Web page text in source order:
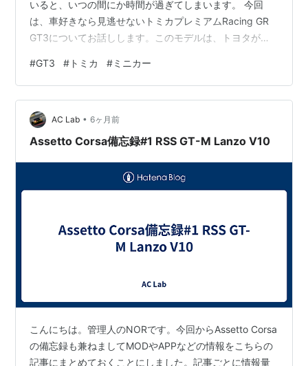
いると、いつの間にか時間が過ぎてしまいます。 今回
は、車好きなら見逃せないトミカプレミアムRacing GR
GT3についてお話しします。このモデルは、トヨタが開
売日は6月20日の予定で、4月30日から予約がスタートし
ています。価格は1,980円となっていて、プレミアムシリ
ーズらしい重厚感や細部の仕上がりに期待が膨らみます
ね。 レースカー特有のダイナミックなデザインは、手に
取って色々な角度から眺めたくなる魅力があります。仕
#GT3 # トミカ #ミニカー
AC Lab • 6ヶ月前
Assetto Corsa備忘録#1 RSS GT-M Lanzo V10
こんにちは。管理人のNORです。今回からAssetto Corsa
の備忘録も兼ねましてMODやAPPなどの情報をこちらの
記事にまとめておくことにしました。記事ごとに情報量